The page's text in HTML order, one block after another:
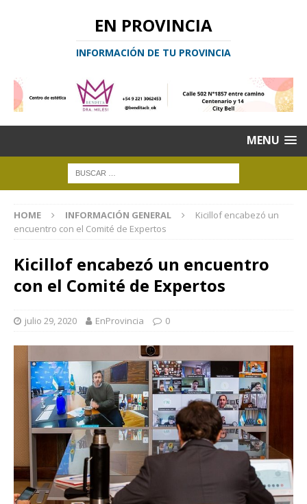
EN PROVINCIA
INFORMACIÓN DE TU PROVINCIA
MENU
HOME INFORMACIÓN GENERAL
Kicillof encabezó un
encuentro con el Comité de Expertos
Kicillof encabezó un encuentro
con el Comité de Expertos
julio 29, 2020 EnProvincia 0